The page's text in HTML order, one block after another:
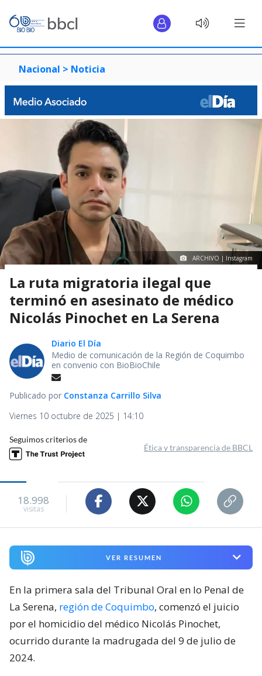
Nacional > Noticia
ARCHIVO | Instagram
La ruta migratoria ilegal que
terminó en asesinato de médico
Nicolás Pinochet en La Serena
Diario El Día
Medio de comunicación de la Región de Coquimbo
en convenio con BioBioChile
Publicado por Constanza Carrillo Silva
Viernes 10 octubre de 2025 | 14:10
Seguimos criterios de
Ética y transparencia de BBCL
18.998
visitas
VER RESUMEN
En la primera sala del Tribunal Oral en lo Penal de
La Serena, región de Coquimbo, comenzó el juicio
por el homicidio del médico Nicolás Pinochet,
ocurrido durante la madrugada del 9 de julio de
2024.